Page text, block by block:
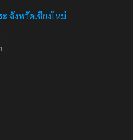
จังหวัดเชียงใหม่